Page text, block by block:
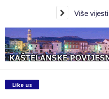
Više vijesti
Like us